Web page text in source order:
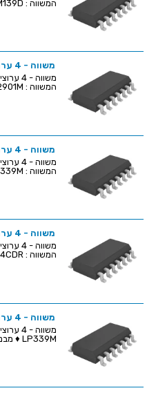
המשווה : LM139D ♦ מבנה...
משווה - 4 ערוצים - SMD - 1.3µs - 2V-36V
המשווה : LM2901M ♦ מבנ...
משווה - 4 ערוצים - SMD - 1.3µs - 1V-18V
המשווה : LM339M ♦ מבנה...
משווה - 4 ערוצים - SMD - 4.5µs - 3V-16V
המשווה : TLC3704CDR ♦ ...
משווה - 4 ערוצים - SMD - 5µs - 1V-18V
LP339M ♦ מבנה ה...